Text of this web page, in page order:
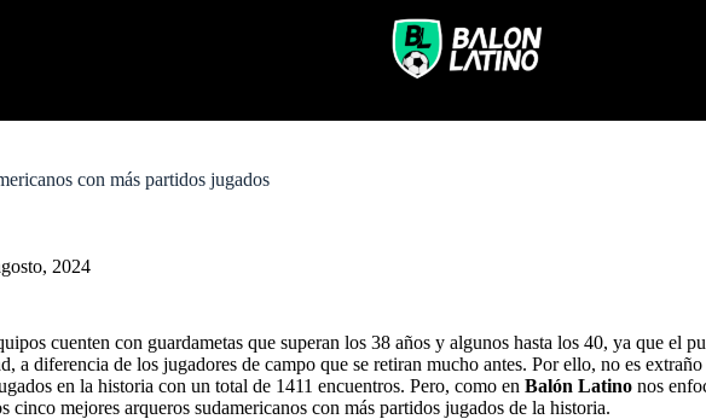
con más partidos jugados
2024
cuenten con guardametas que superan los 38 años y algunos hasta los 40, ya que el
a diferencia de los jugadores de campo que se retiran mucho antes. Por ello, no es
en la historia con un total de 1411 encuentros. Pero, como en Balón Latino nos
cinco mejores arqueros sudamericanos con más partidos jugados de la historia.